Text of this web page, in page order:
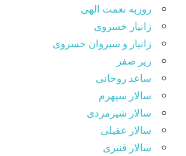
روزبه نعمت الهی
زانیار خسروی
زانیار و سیروان خسروی
زیر صفر
ساعد روحانی
سالار سپهرم
سالار شیرمردی
سالار عقیلی
سالار قنبری